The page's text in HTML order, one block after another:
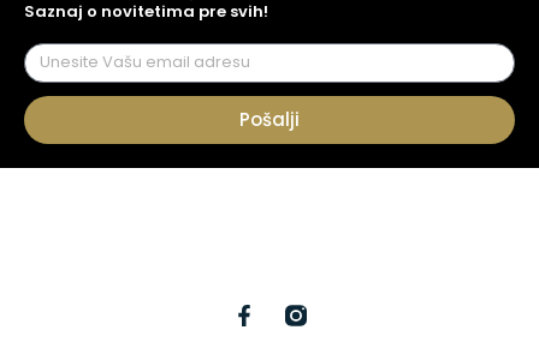
Saznaj o novitetima pre svih!
Pošalji